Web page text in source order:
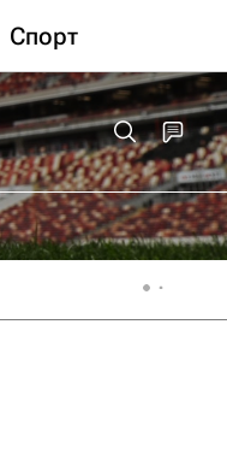
Спорт